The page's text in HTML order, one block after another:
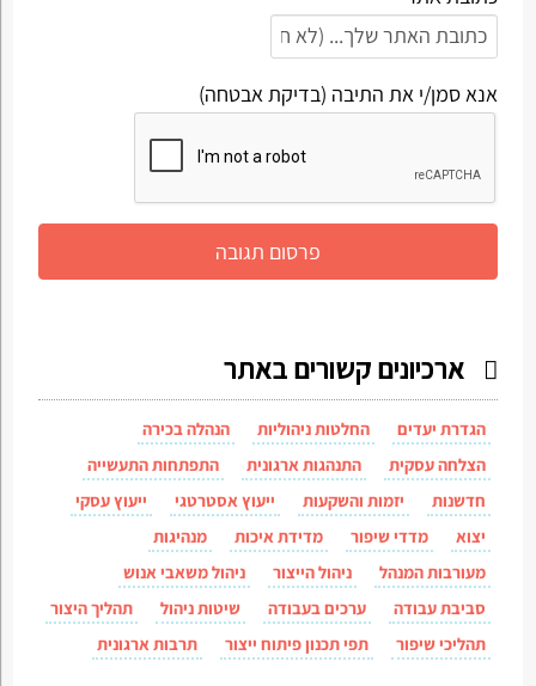
אנא סמן/י את התיבה (בדיקת אבטחה)
ארכיונים קשורים באתר
הגדרת יעדים החלטות ניהוליות
הנהלה בכירה
הצלחה עסקית
התנהגות ארגונית
התפתחות התעשייה
חדשנות
יזמות והשקעות ייעוץ אסטרטגי
ייעוץ עסקי
יצוא
מדדי שיפור מדידת איכות
מנהיגות
מעורבות המנהל
ניהול הייצור
ניהול משאבי אנוש
סביבת עבודה
ערכים בעבודה שיטות ניהול
תהליך היצור
תהליכי שיפור
תפי תכנון פיתוח ייצור תרבות ארגונית